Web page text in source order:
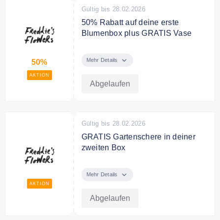
auf Wunsch auch mit einer
passenden Vase.
50%
AKTION
Gültig bis 28.02.2026
50% Rabatt auf deine erste
Blumenbox plus GRATIS Vase
Blumenbox ✨ + GRATIS Vase zu
Mehr Details
Abgelaufen
AKTION
Gültig bis 28.02.2026
GRATIS Gartenschere in deiner
zweiten Box
zweiten Box
Mehr Details
Abgelaufen